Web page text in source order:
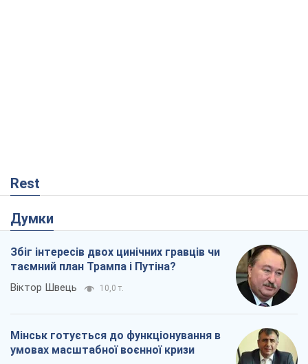
Rest
Думки
Збіг інтересів двох цинічних гравців чи
таємний план Трампа і Путіна?
Віктор Швець 10,0 т.
Мінськ готується до функціонування в
умовах масштабної воєнної кризи